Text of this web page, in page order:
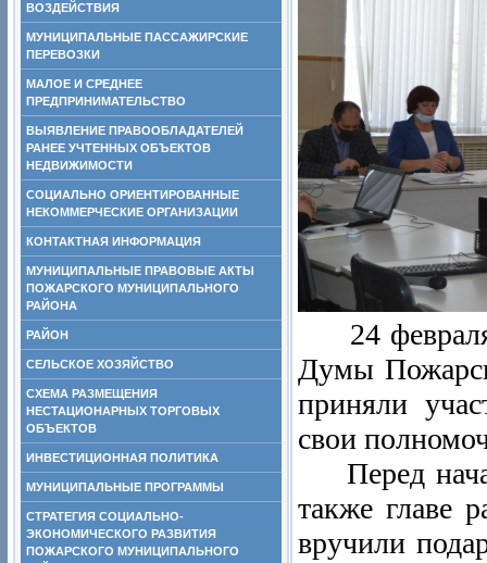
ВОЗДЕЙСТВИЯ
МУНИЦИПАЛЬНЫЕ ПАССАЖИРСКИЕ
ПЕРЕВОЗКИ
МАЛОЕ И СРЕДНЕЕ
ПРЕДПРИНИМАТЕЛЬСТВО
ВЫЯВЛЕНИЕ ПРАВООБЛАДАТЕЛЕЙ
РАНЕЕ УЧТЕННЫХ ОБЪЕКТОВ
НЕДВИЖИМОСТИ
СОЦИАЛЬНО ОРИЕНТИРОВАННЫЕ
НЕКОММЕРЧЕСКИЕ ОРГАНИЗАЦИИ
КОНТАКТНАЯ ИНФОРМАЦИЯ
МУНИЦИПАЛЬНЫЕ ПРАВОВЫЕ АКТЫ
ПОЖАРСКОГО МУНИЦИПАЛЬНОГО
РАЙОНА
РАЙОН
СЕЛЬСКОЕ ХОЗЯЙСТВО
СХЕМА РАЗМЕЩЕНИЯ
НЕСТАЦИОНАРНЫХ ТОРГОВЫХ
ОБЪЕКТОВ
ИНВЕСТИЦИОННАЯ ПОЛИТИКА
МУНИЦИПАЛЬНЫЕ ПРОГРАММЫ
СТРАТЕГИЯ СОЦИАЛЬНО-
ЭКОНОМИЧЕСКОГО РАЗВИТИЯ
ПОЖАРСКОГО МУНИЦИПАЛЬНОГО
24 февраля
Думы
приняли
свои
Перед
также главе
вручили